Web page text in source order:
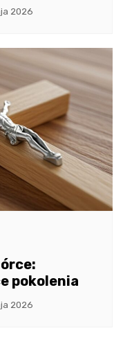
2026
pokolenia
2026